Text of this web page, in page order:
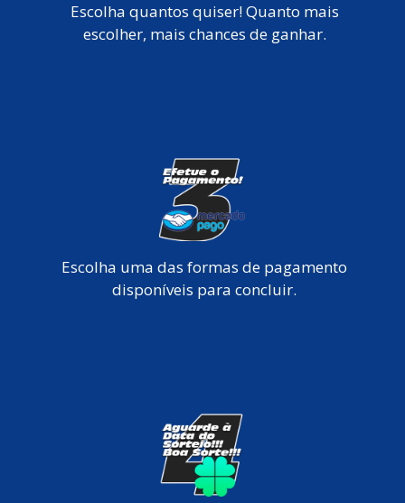
Escolha quantos quiser! Quanto mais
escolher, mais chances de ganhar.
Escolha uma das formas de pagamento
disponíveis para concluir.